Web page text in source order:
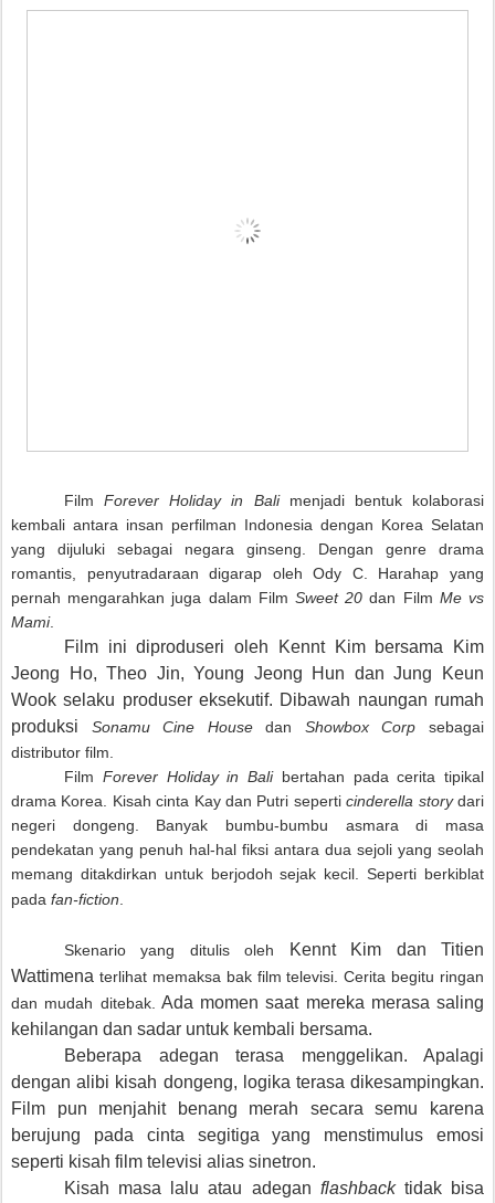
FilmForever Holiday in Balimenjadi bentuk kolaborasi
kembali antara insan perfilman Indonesia dengan Korea Selatan
yang dijuluki sebagai negara ginseng. Dengan genre drama
romantis, penyutradaraan digarap oleh Ody C. Harahap yang
pernah mengarahkan juga dalam Film Sweet 20 dan Film Me vs
Mami.
Film ini diproduseri oleh Kennt Kim bersama Kim
Jeong Ho, Theo Jin, Young Jeong Hun dan Jung Keun
Wook selaku produser eksekutif. Dibawah naungan rumah
produksi Sonamu Cine Housedan Showbox Corp sebagai
distributor film.
Film Forever Holiday in Balibertahan pada cerita tipikal
drama Korea. Kisah cinta Kay dan Putri seperticinderella storydari
negeri dongeng. Banyak bumbu-bumbu asmara di masa
pendekatan yang penuh hal-hal fiksi antara dua sejoli yang seolah
memang ditakdirkan untuk berjodoh sejak kecil. Seperti berkiblat
pada fan-fiction
Skenario yang ditulis oleh
Kennt Kim dan Titien
Wattimena terlihat memaksa bak film televisi. Cerita begitu ringan
dan mudah ditebak. Ada momen saat mereka merasa saling
kehilangan dan sadar untuk kembali bersama.
Beberapa adegan terasa menggelikan. Apalagi
dengan alibi kisah dongeng, logika terasa dikesampingkan.
Film pun menjahit benang merah secara semu karena
berujung pada cinta segitiga yang menstimulus emosi
seperti kisah film televisi alias sinetron.
Kisah masa lalu atau adegan flashbacktidak bisa